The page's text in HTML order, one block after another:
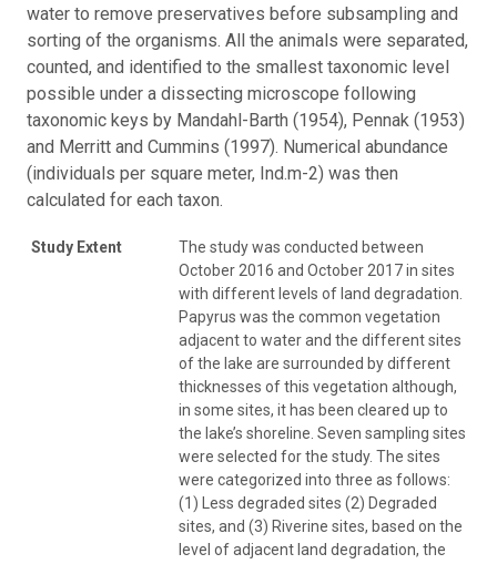
water to remove preservatives before subsampling and
sorting of the organisms. All the animals were separated,
counted, and identified to the smallest taxonomic level
possible under a dissecting microscope following
taxonomic keys by Mandahl-Barth (1954), Pennak (1953)
and Merritt and Cummins (1997). Numerical abundance
(individuals per square meter, Ind.m-2) was then
calculated for each taxon.
Study Extent
The study was conducted between
October 2016 and October 2017 in sites
with different levels of land degradation.
Papyrus was the common vegetation
adjacent to water and the different sites
of the lake are surrounded by different
thicknesses of this vegetation although,
in some sites, it has been cleared up to
the lake’s shoreline. Seven sampling sites
were selected for the study. The sites
were categorized into three as follows:
(1) Less degraded sites (2) Degraded
sites, and (3) Riverine sites, based on the
level of adjacent land degradation, the